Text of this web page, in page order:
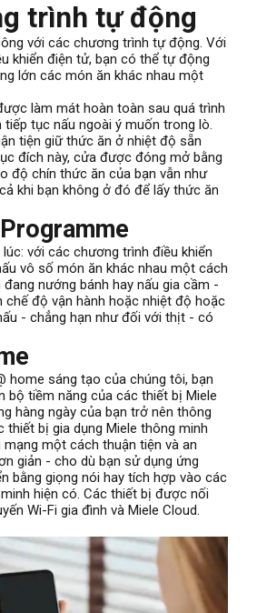
trình tự động
với các chương trình tự động. Với
khiển điện tử, bạn có thể tự động
lớn các món ăn khác nhau một
làm mát hoàn toàn sau quá trình
tục nấu ngoài ý muốn trong lò.
tiện giữ thức ăn ở nhiệt độ sẵn
đích này, cửa được đóng mở bằng
độ chín thức ăn của bạn vẫn như
khi bạn không ở đó để lấy thức ăn
với các chương trình điều khiển
vô số món ăn khác nhau một cách
nướng bánh hay nấu gia cầm -
chế độ vận hành hoặc nhiệt độ hoặc
- chẳng hạn như đối với thịt - có
home sáng tạo của chúng tôi, bạn
bộ tiềm năng của các thiết bị Miele
hàng ngày của bạn trở nên thông
thiết bị gia dụng Miele thông minh
một cách thuận tiện và an
giản - cho dù bạn sử dụng ứng
bằng giọng nói hay tích hợp vào các
hiện có. Các thiết bị được nối
Wi-Fi gia đình và Miele Cloud.